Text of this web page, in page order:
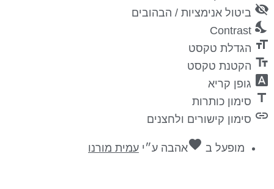
ביטול אנימציות / הבהובים
Contrast
הגדלת טקסט
הקטנת טקסט
גופן קריא
סימון כותרות
סימון קישורים ולחצנים
מופעל בfavoriteאהבהע״יעמית מורנו